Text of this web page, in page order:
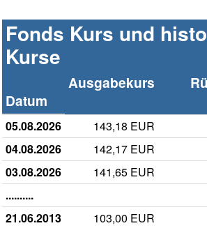
Fonds Kurs und
Kurse
Datum
Ausgabekurs
05.08.2026 143,18 EUR
04.08.2026
142,17 EUR
03.08.2026
141,65 EUR
..........
21.06.2013
103,00 EUR